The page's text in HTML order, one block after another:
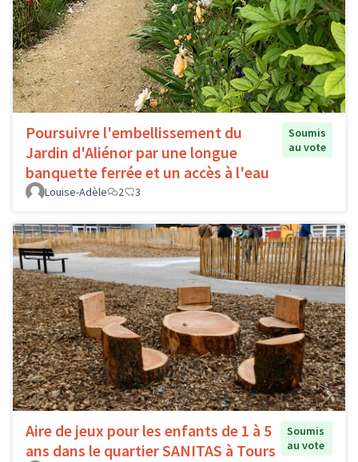
Poursuivre l'embellissement du
Jardin d'Aliénor par une longue
banquette ferrée et un accès à l'eau
Soumis
au vote
Louise-Adèle 2 3
Aire de jeux pour les enfants de 1 à 5
ans dans le quartier SANITAS à Tours
Soumis
au vote